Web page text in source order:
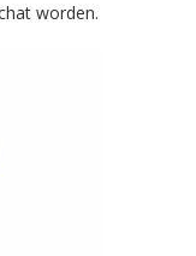
worden.